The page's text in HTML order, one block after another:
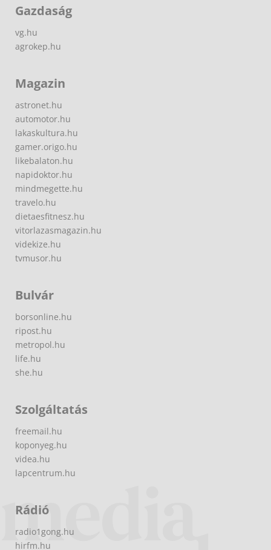
Gazdaság
vg.hu
agrokep.hu
Magazin
astronet.hu
automotor.hu
lakaskultura.hu
gamer.origo.hu
likebalaton.hu
napidoktor.hu
mindmegette.hu
travelo.hu
dietaesfitnesz.hu
vitorlazasmagazin.hu
videkize.hu
tvmusor.hu
Bulvár
borsonline.hu
ripost.hu
metropol.hu
life.hu
she.hu
Szolgáltatás
freemail.hu
koponyeg.hu
videa.hu
lapcentrum.hu
Rádió
radio1gong.hu
hirfm.hu